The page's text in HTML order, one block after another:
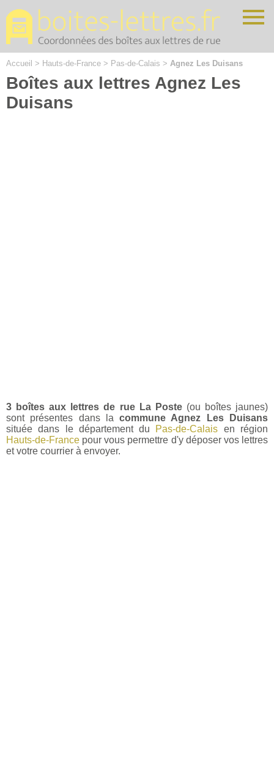
Accueil > Hauts-de-France > Pas-de-Calais > Agnez Les Duisans
Boîtes aux lettres Agnez Les
Duisans
3 boîtes aux lettres de rue La Poste(ou boîtes jaunes)
sont présentes dans lacommune Agnez Les Duisans
située dans le département du Pas-de-Calais en région
Hauts-de-France pour vous permettre d'y déposer vos lettres
et votre courrier à envoyer.